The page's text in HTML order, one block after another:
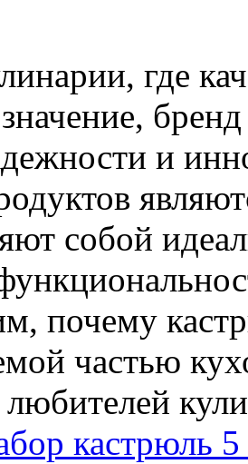
где
и
собой
почему
частью
любителей
кастрюль 5